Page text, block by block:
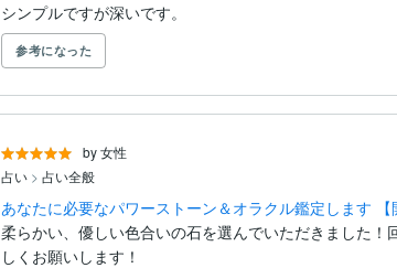
シンプルですが深いです。
参考になった
by 女性
占い > 占い全般
あなたに必要なパワーストーン＆オラクル鑑定します
柔らかい、優しい色合いの石を選んでいただきました
しくお願いします！